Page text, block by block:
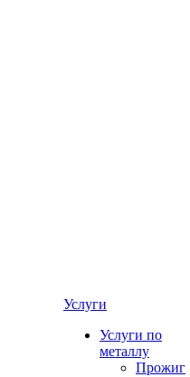
Услуги
Услуги по
металлу
Прожиг